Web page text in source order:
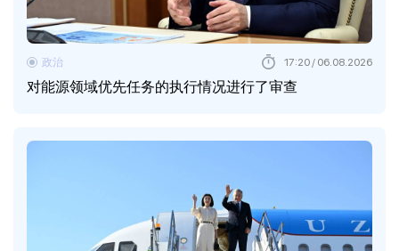
对能源领域优先任务的执行情况进行了审查
政治 17:20 / 06.08.2026